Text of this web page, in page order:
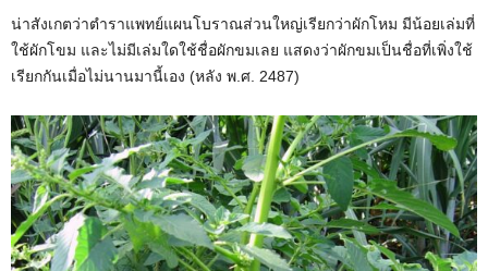
น่าสังเกตว่าตำราแพทย์แผนโบราณส่วนใหญ่เรียกว่าผักโหม มีน้อยเล่มที่
ใช้ผักโขม และไม่มีเล่มใดใช้ชื่อผักขมเลย แสดงว่าผักขมเป็นชื่อที่เพิ่งใช้
เรียกกันเมื่อไม่นานมานี้เอง (หลัง พ.ศ. 2487)